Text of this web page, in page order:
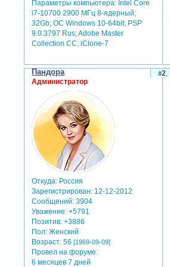
Параметры компьютера: Intel Core
i7-10700 2900 МГц 8-ядерный;
32Gb; ОС Windows 10-64bit; PSP
9.0.3797 Rus; Adobe Master
Collection СС; iClone-7
2
Пандора
Администратор
Откуда: Россия
Зарегистрирован: 12-12-2012
Сообщений: 3904
Уважение: +5791
Позитив: +3886
Пол: Женский
Возраст: 56[1969-09-09]
Провел на форуме:
6 месяцев 7 дней